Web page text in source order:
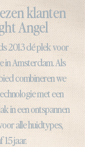
klanten
Angel
2013 dé plek voor
in Amsterdam. Als
combineren we
met een
in een ontspannen
alle huidtypes,
15 jaar.